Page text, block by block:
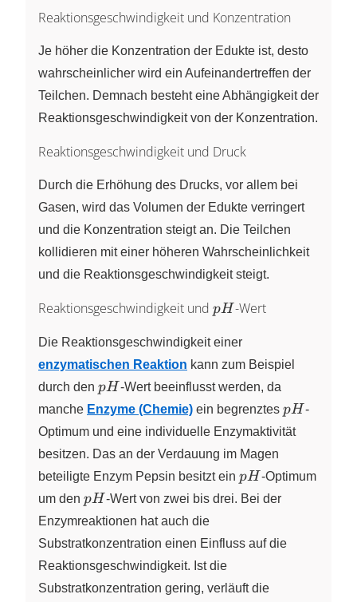
Reaktionsgeschwindigkeit und Konzentration
Je höher die Konzentration der Edukte ist, desto
wahrscheinlicher wird ein Aufeinandertreffen der
Teilchen. Demnach besteht eine Abhängigkeit der
Reaktionsgeschwindigkeit von der Konzentration.
Reaktionsgeschwindigkeit und Druck
Durch die Erhöhung des Drucks, vor allem bei
Gasen, wird das Volumen der Edukte verringert
und die Konzentration steigt an. Die Teilchen
kollidieren mit einer höheren Wahrscheinlichkeit
und die Reaktionsgeschwindigkeit steigt.
Reaktionsgeschwindigkeit und pH
pH-Wert
Die Reaktionsgeschwindigkeit einer
enzymatischen Reaktion kann zum Beispiel
durch den pH
pH-Wert beeinflusst werden, da
manche Enzyme (Chemie) ein begrenztes pH
pH-
Optimum und eine individuelle Enzymaktivität
besitzen. Das an der Verdauung im Magen
beteiligte Enzym Pepsin besitzt ein pH
pH-Optimum
um den pH
pH-Wert von zwei bis drei. Bei der
Enzymreaktionen hat auch die
Substratkonzentration einen Einfluss auf die
Reaktionsgeschwindigkeit. Ist die
Substratkonzentration gering, verläuft die